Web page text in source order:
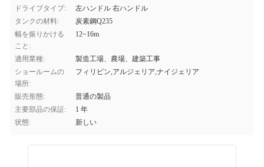
ドライブタイプ:
左ハンドル 右ハンドル
タンクの材料:
炭素鋼Q235
幅を振りかける
こと:
12~16m
適用業種:
製造工場、農場、建築工事
ショールームの
場所:
フィリピン,アルジェリア,ナイジェリア
販売形態:
普通の製品
主要部品の保証:
1 年
状態:
新しい